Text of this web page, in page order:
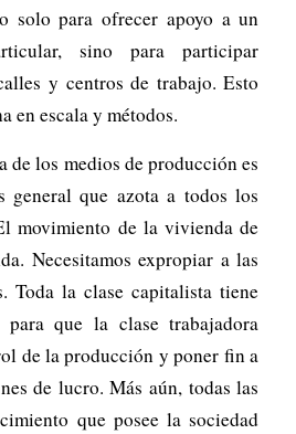
solo para ofrecer apoyo a un
sino para participar
y centros de trabajo. Esto
en escala y métodos.
de los medios de producción es
que azota a todos los
movimiento de la vivienda de
Necesitamos expropiar a las
Toda la clase capitalista tiene
para que la clase trabajadora
de la producción y poner fin a
de lucro. Más aún, todas las
que posee la sociedad